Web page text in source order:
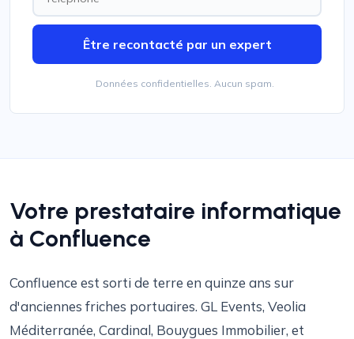
Être recontacté par un expert
Données confidentielles. Aucun spam.
Votre prestataire informatique
à Confluence
Confluence est sorti de terre en quinze ans sur
d'anciennes friches portuaires. GL Events, Veolia
Méditerranée, Cardinal, Bouygues Immobilier, et